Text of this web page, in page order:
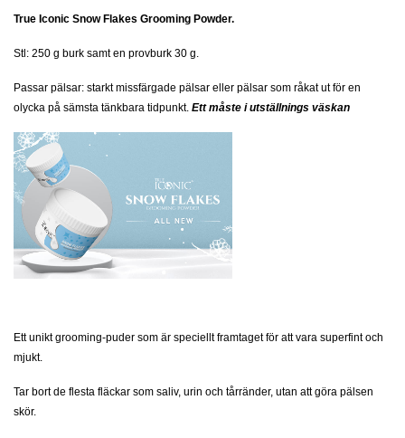
True Iconic Snow Flakes Grooming Powder.
Stl: 250 g burk samt en provburk 30 g.
Passar pälsar: starkt missfärgade pälsar eller pälsar som råkat ut för en
olycka på sämsta tänkbara tidpunkt. Ett måste i utställnings väskan
Ett unikt grooming-puder som är speciellt framtaget för att vara superfint och
mjukt.
Tar bort de flesta fläckar som saliv, urin och tårränder, utan att göra pälsen
skör.